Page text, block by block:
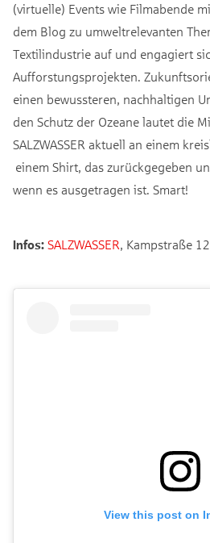
(virtuelle) Events wie Filmabende
dem Blog zu umweltrelevanten
Textilindustrie auf und engagiert
Aufforstungsprojekten.
einen bewussteren, nachhaltigen
den Schutz der Ozeane lautet die
SALZWASSER aktuell an einem
einem Shirt, das zurückgegeben
wenn es ausgetragen ist. Smart!
Infos: SALZWASSER, Kampstraße
View this post on